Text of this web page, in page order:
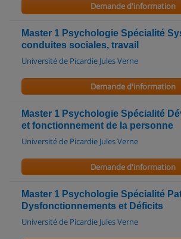
Demande d'information
Master 1 Psychologie Spécialité
conduites sociales, travail
Université de Picardie Jules Verne
Demande d'information
Master 1 Psychologie Spécialité
et fonctionnement de la personne
Université de Picardie Jules Verne
Demande d'information
Master 1 Psychologie Spécialité
Dysfonctionnements et Déficits
Université de Picardie Jules Verne